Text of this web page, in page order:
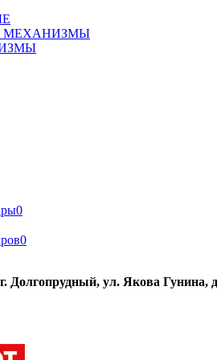
МЕХАНИЗМЫ
0
0
Долгопрудный, ул. Якова Гунина,